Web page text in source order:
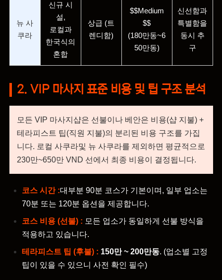
뉴 사
쿠라
신규 시
설,
로컬과
한국식의
혼합
상급 (트
렌디함)
$$Medium
$$
(180만동~6
50만동)
신선함과
특별함을
동시 추
구
2. VIP 마사지 표준 비용 및 팁 구조 분석
모든 VIP 마사지샵은 선불이나 베안은 비용(샵 지불) +
테라피스트 팁(직원 지불)의 분리된 비용 구조를 가집
니다. 로컬 사쿠라및 뉴 사쿠라를 제외하면 평균적으로
230만~650만 VND 선에서 최종 비용이 결정됩니다.
코스 시간 :대부분 90분 코스가 기본이며, 일부 업소는
70분 또는 120분 옵션을 제공합니다.
코스 비용 (선불) : 모든 업소가 동일하게 선불 방식을
적용하고 있습니다.
테라피스트 팁 (후불) : 150만 ~ 200만동. (업소별 고정
팁이 있을 수 있으니 사전 확인 필수)